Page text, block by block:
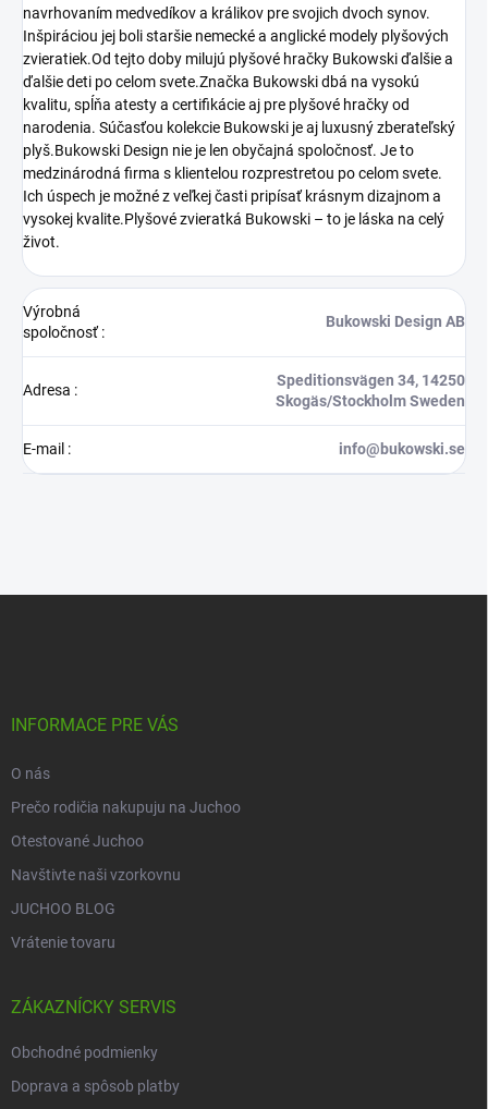
navrhovaním medvedíkov a králikov pre svojich dvoch synov.
Inšpiráciou jej boli staršie nemecké a anglické modely plyšových
zvieratiek.Od tejto doby milujú plyšové hračky Bukowski ďalšie a
ďalšie deti po celom svete.Značka Bukowski dbá na vysokú
kvalitu, spĺňa atesty a certifikácie aj pre plyšové hračky od
narodenia. Súčasťou kolekcie Bukowski je aj luxusný zberateľský
plyš.Bukowski Design nie je len obyčajná spoločnosť. Je to
medzinárodná firma s klientelou rozprestretou po celom svete.
Ich úspech je možné z veľkej časti pripísať krásnym dizajnom a
vysokej kvalite.Plyšové zvieratká Bukowski – to je láska na celý
život.
Výrobná
spoločnosť:
Bukowski Design AB
Adresa :
Speditionsvägen 34, 14250
Skogäs/Stockholm Sweden
E-mail : info@bukowski.se
INFORMACE PRE VÁS
O nás
Prečo rodičia nakupuju na Juchoo
Otestované Juchoo
Navštivte naši vzorkovnu
JUCHOO BLOG
Vrátenie tovaru
ZÁKAZNÍCKY SERVIS
Obchodné podmienky
Doprava a spôsob platby